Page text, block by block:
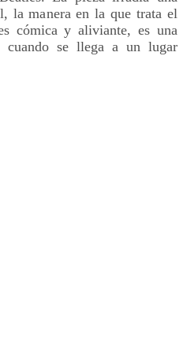
la manera en la que trata el
cómica y aliviante, es una
cuando se llega a un lugar